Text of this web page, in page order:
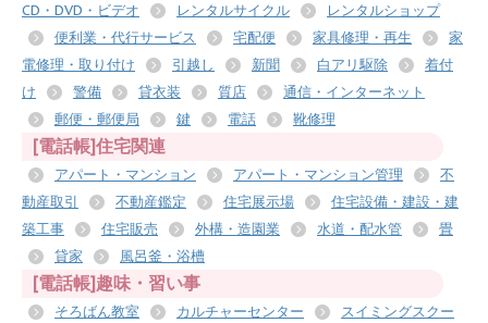
CD・DVD・ビデオ
レンタルサイクル
レンタルショップ
便利業・代行サービス
宅配便 家具修理・再生
家
電修理・取り付け
引越し 新聞 白アリ駆除
着付
け
警備 貸衣装 質店
通信・インターネット
郵便・郵便局
鍵 電話 靴修理
[電話帳]住宅関連
アパート・マンション アパート・マンション管理
不
動産取引
不動産鑑定 住宅展示場
住宅設備・建設・建
築工事
住宅販売 外構・造園業 水道・配水管
畳
貸家
風呂釜・浴槽
[電話帳]趣味・習い事
そろばん教室 カルチャーセンター
スイミングスクー